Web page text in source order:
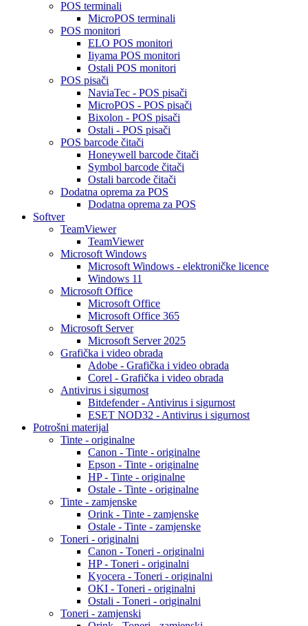
POS terminali
MicroPOS terminali
POS monitori
ELO POS monitori
Iiyama POS monitori
Ostali POS monitori
POS pisači
NaviaTec - POS pisači
MicroPOS - POS pisači
Bixolon - POS pisači
Ostali - POS pisači
POS barcode čitači
Honeywell barcode čitači
Symbol barcode čitači
Ostali barcode čitači
Dodatna oprema za POS
Dodatna oprema za POS
Softver
TeamViewer
TeamViewer
Microsoft Windows
Microsoft Windows - elektroničke licence
Windows 11
Microsoft Office
Microsoft Office
Microsoft Office 365
Microsoft Server
Microsoft Server 2025
Grafička i video obrada
Adobe - Grafička i video obrada
Corel - Grafička i video obrada
Antivirus i sigurnost
Bitdefender - Antivirus i sigurnost
ESET NOD32 - Antivirus i sigurnost
Potrošni materijal
Tinte - originalne
Canon - Tinte - originalne
Epson - Tinte - originalne
HP - Tinte - originalne
Ostale - Tinte - originalne
Tinte - zamjenske
Orink - Tinte - zamjenske
Ostale - Tinte - zamjenske
Toneri - originalni
Canon - Toneri - originalni
HP - Toneri - originalni
Kyocera - Toneri - originalni
OKI - Toneri - originalni
Ostali - Toneri - originalni
Toneri - zamjenski